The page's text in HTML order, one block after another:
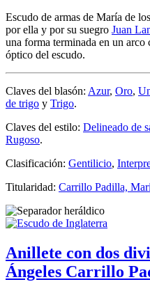
Escudo de armas de María de
por ella y por su suegro Juan
una forma terminada en un
óptico del escudo.
Claves del blasón: Azur, Oro,
de trigo y Trigo.
Claves del estilo: Delineado de
Rugoso.
Clasificación: Gentilicio,
Titularidad: Carrillo Padilla,
Anillete con dos
Ángeles Carrillo